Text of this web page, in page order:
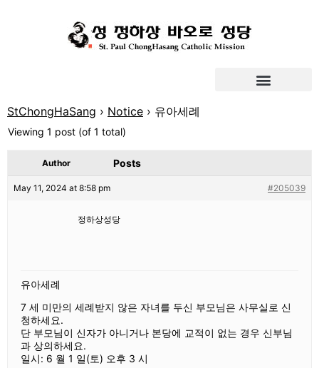
StChongHaSang › Notice › 유아세례
Viewing 1 post (of 1 total)
Author Posts
May 11, 2024 at 8:58 pm #205039
정하상성당
유아세례
7 세 미만의 세례받지 않은 자녀를 두신 부모님은 사무실로 신
청하세요.
단 부모님이 신자가 아니거나 본당에 교적이 없는 경우 신부님
과 상의하세요.
일시: 6 월 1 일(토) 오후 3 시